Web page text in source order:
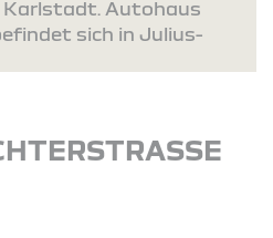
Autohaus
sich in Julius-
G